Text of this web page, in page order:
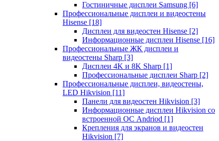
Гостиничные дисплеи Samsung [6]
Профессиональные дисплеи и видеостены
Hisense [18]
Дисплеи для видеостен Hisense [2]
Информационные дисплеи Hisense [16]
Профессиональные ЖК дисплеи и
видеостены Sharp [3]
Дисплеи 4K и 8K Sharp [1]
Профессиональные дисплеи Sharp [2]
Профессиональные дисплеи, видеостены,
LED Hikvision [11]
Панели для видеостен Hikvision [3]
Информационные дисплеи Hikvision со
встроенной ОС Andriod [1]
Крепления для экранов и видеостен
Hikvision [7]